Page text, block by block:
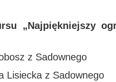
„Najpiękniejszy
z Sadownego
Lisiecka z Sadownego